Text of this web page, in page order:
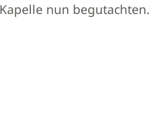
nun begutachten.